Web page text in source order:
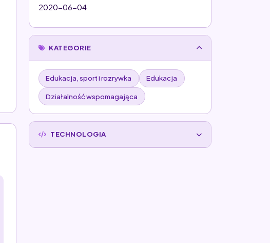
2020-06-04
KATEGORIE
Edukacja, sport i rozrywka Edukacja
Działalność wspomagająca
TECHNOLOGIA